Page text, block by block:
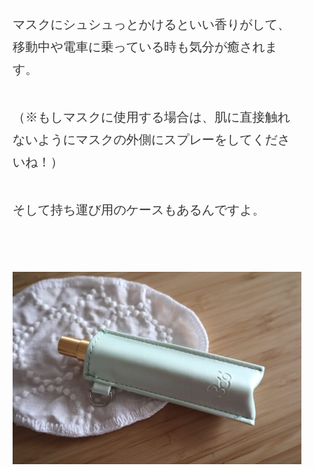
マスクにシュシュっとかけるといい香りがして、
移動中や電車に乗っている時も気分が癒されま
す。
（※もしマスクに使用する場合は、肌に直接触れ
ないようにマスクの外側にスプレーをしてくださ
いね！）
そして持ち運び用のケースもあるんですよ。